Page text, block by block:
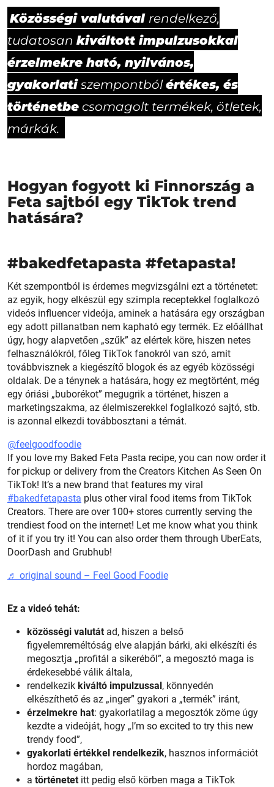
Közösségi valutával rendelkező,
tudatosan kiváltott impulzusokkal
érzelmekre ható, nyilvános,
gyakorlatiszempontbólértékes, és
történetbecsomagolt termékek, ötletek,
márkák.
Hogyan fogyott ki Finnország a
Feta sajtból egy TikTok trend
hatására?
#bakedfetapasta #fetapasta!
Két szempontból is érdemes megvizsgálni ezt a történetet:
az egyik, hogy elkészül egy szimpla receptekkel foglalkozó
videós influencer videója, aminek a hatására egy országban
egy adott pillanatban nem kapható egy termék. Ez előállhat
úgy, hogy alapvetően „szűk” az elértek köre, hiszen netes
felhasználókról, főleg TikTok fanokról van szó, amit
továbbvisznek a kiegészítő blogok és az egyéb közösségi
oldalak. De a ténynek a hatására, hogy ez megtörtént, még
egy óriási „buborékot” megugrik a történet, hiszen a
marketingszakma, az élelmiszerekkel foglalkozó sajtó, stb.
is azonnal elkezdi továbbosztani a témát.
@feelgoodfoodie
If you love my Baked Feta Pasta recipe, you can now order it
for pickup or delivery from the Creators Kitchen As Seen On
TikTok! It’s a new brand that features my viral
#bakedfetapasta plus other viral food items from TikTok
Creators. There are over 100+ stores currently serving the
trendiest food on the internet! Let me know what you think
of it if you try it! You can also order them through UberEats,
DoorDash and Grubhub!
♬ original sound – Feel Good Foodie
Ez a videó tehát:
közösségi valutát ad, hiszen a belső
figyelemreméltóság elve alapján bárki, aki elkészíti és
megosztja „profitál a sikeréből”, a megosztó maga is
érdekesebbé válik általa,
rendelkezik kiváltó impulzussal, könnyedén
elkészíthető és az „inger” gyakori a „termék” iránt,
érzelmekre hat: gyakorlatilag a megosztók zöme úgy
kezdte a videóját, hogy „I’m so excited to try this new
trendy food”,
gyakorlati értékkel rendelkezik, hasznos információt
hordoz magában,
a történetet itt pedig első körben maga a TikTok